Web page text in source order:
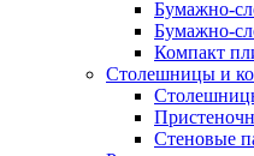
Бумажно-
Бумажно-
Компакт
Столешницы и
Стеновые